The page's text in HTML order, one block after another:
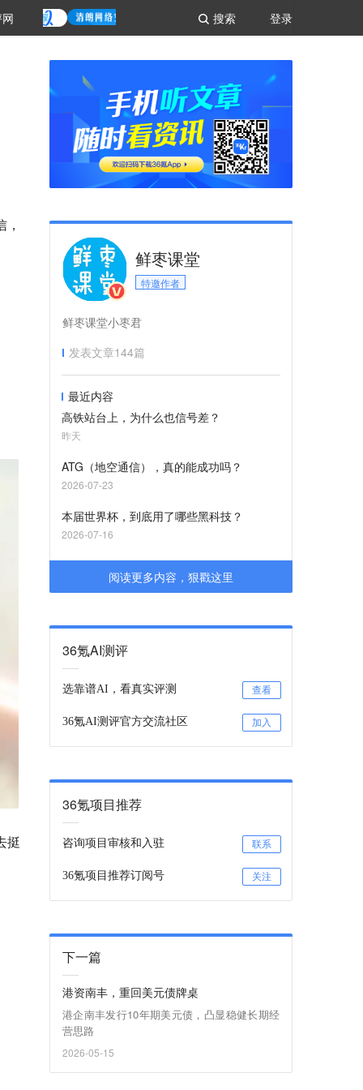
登录
搜索
挺
鲜枣课堂
特邀作者
鲜枣课堂小枣君
发表文章144篇
最近内容
高铁站台上，为什么也信号差？
昨天
ATG（地空通信），真的能成功吗？
2026-07-23
本届世界杯，到底用了哪些黑科技？
2026-07-16
阅读更多内容，狠戳这里
36氪AI测评
选靠谱AI，看真实评测 查看
36氪AI测评官方交流社区 加入
36氪项目推荐
咨询项目审核和入驻 联系
36氪项目推荐订阅号 关注
下一篇
港资南丰，重回美元债牌桌
港企南丰发行10年期美元债，凸显稳健长期经
营思路
2026-05-15